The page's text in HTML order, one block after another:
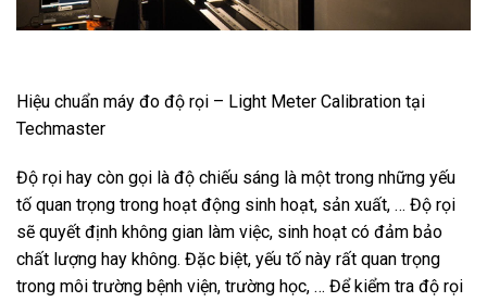
Hiệu chuẩn máy đo độ rọi – Light Meter Calibration tại
Techmaster
Độ rọi hay còn gọi là độ chiếu sáng là một trong những yếu
tố quan trọng trong hoạt động sinh hoạt, sản xuất, … Độ rọi
sẽ quyết định không gian làm việc, sinh hoạt có đảm bảo
chất lượng hay không. Đặc biệt, yếu tố này rất quan trọng
trong môi trường bệnh viện, trường học, … Để kiểm tra độ rọi